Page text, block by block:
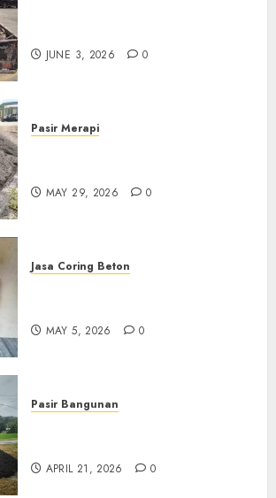
JUNE 3, 2026 0
Pasir Merapi
MAY 29, 2026 0
Jasa Coring Beton
MAY 5, 2026 0
Pasir Bangunan
APRIL 21, 2026 0